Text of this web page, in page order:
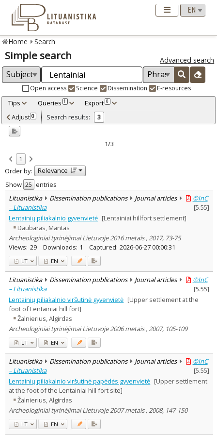
Home Search
Simple search Advanced search
Open access Science Dissemination E-resources
Tips Queries 1 Export 0
Adjusted by criteria 0
Year
Refine
Open access
Dissemination publications
Document Type:
Journal articles 3
Subject area
Archaeology
Text language
Country of publication
Historical periods
Lithuanian place names
Subject
Journal
Adjust 0 Search results: 3
1/3
1
Order by:
Relevance
Show
entries
Lituanistika
Dissemination publications Journal articles
©InC
– Lituanistika
[5.55]
Lentainių piliakalnio gyvenvietė [Lentainiai hillfort settlement]
Daubaras, Mantas
Archeologiniai tyrinėjimai Lietuvoje 2016 metais , 2017, 73-75
Views: 29 Downloads: 1 Captured: 2026-06-27 00:00:31
LT EN
Lituanistika Dissemination publications Journal articles
©InC
– Lituanistika
[5.55]
Lentainių piliakalnio viršutinė gyvenvietė [Upper settlement at the
foot of Lentainiai hill fort]
Žalnierius, Algirdas
Archeologiniai tyrinėjimai Lietuvoje 2006 metais , 2007, 105-109
LT EN
Lituanistika Dissemination publications Journal articles
©InC
– Lituanistika
[5.55]
Lentainių piliakalnio viršutinė papėdės gyvenvietė [Upper settlement
at the foot of the Lentainiai hill fort site]
Žalnierius, Algirdas
Archeologiniai tyrinėjimai Lietuvoje 2007 metais , 2008, 147-150
LT EN